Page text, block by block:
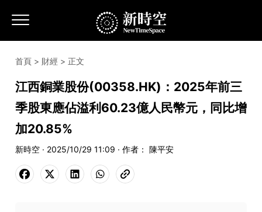
首頁 > 財經 > 正文
江西銅業股份(00358.HK)：2025年前三
季股東應佔溢利60.23億人民幣元，同比增
加20.85%
新時空 · 2025/10/29 11:09 · 作者： 陳平安